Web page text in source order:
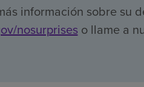
información sobre su
nosurpriseso llame a